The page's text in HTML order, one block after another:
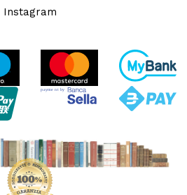
Instagram